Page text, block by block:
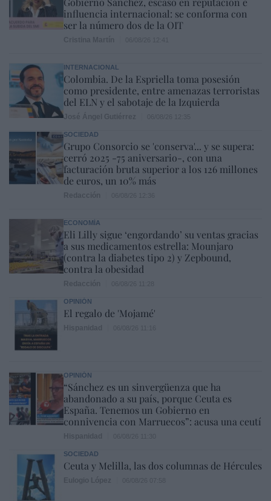
influencia internacional: se conforma con
ser la número dos de la OIT
INTERNACIONAL
Colombia. De la Espriella toma posesión
como presidente, entre amenazas terroristas
del ELN y el sabotaje de la Izquierda
SOCIEDAD
Grupo Consorcio se 'conserva'... y se supera:
cerró 2025 -75 aniversario-, con una
facturación bruta superior a los 126 millones
de euros, un 10% más
ECONOMÍA
Eli Lilly sigue ‘engordando’ su ventas gracias
a sus medicamentos estrella: Mounjaro
(contra la diabetes tipo 2) y Zepbound,
contra la obesidad
OPINIÓN
El regalo de 'Mojamé'
OPINIÓN
“Sánchez es un sinvergüenza que ha
abandonado a su país, porque Ceuta es
España. Tenemos un Gobierno en
connivencia con Marruecos”: acusa una ceutí
SOCIEDAD
Ceuta y Melilla, las dos columnas de Hércules